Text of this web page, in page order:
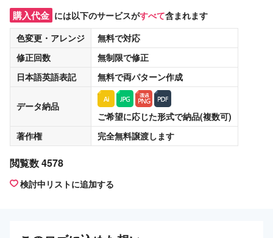
購入代金 には以下のサービスがすべて含まれます
色変更・アレンジ
無料で対応
修正回数
無制限で修正
日本語英語表記
無料で両パターン作成
データ納品
ご希望に応じた形式で納品(複数可)
著作権
完全無料譲渡します
閲覧数 4578
検討中リストに追加する